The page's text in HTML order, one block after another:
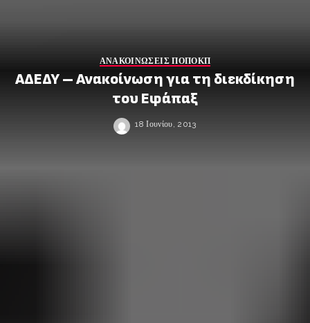
ΑΝΑΚΟΙΝΩΣΕΙΣ ΠΟΠΟΚΠ
ΑΔΕΔΥ – Ανακοίνωση για τη διεκδίκηση
του Εφάπαξ
18 Ιουνίου, 2013